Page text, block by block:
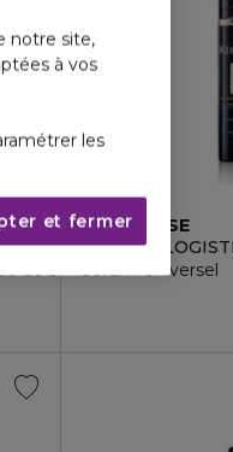
de barbarie
KÉRASTASE
Sérum Universel
notre site,
à vos
les
et fermer